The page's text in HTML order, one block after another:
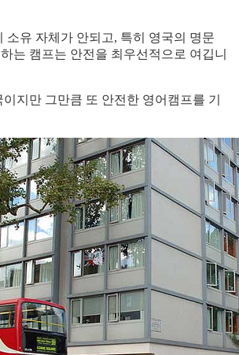
소유 자체가 안되고, 특히 영국의 명문
는 캠프는 안전을 최우선적으로 여깁니
지만 그만큼 또 안전한 영어캠프를 기